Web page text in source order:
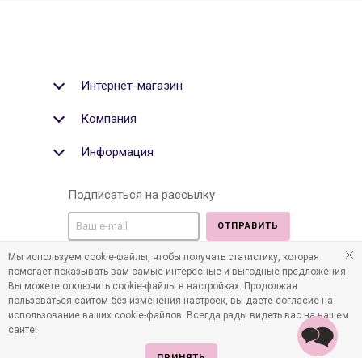
Интернет-магазин
Компания
Информация
Подписаться на рассылку
ОТПРАВИТЬ
Мы в социальных медиа:
©2011-2026 Все права защищены. Интернет-магазин
Мы используем cookie-файлы, чтобы получать статистику, которая
помогает показывать вам самые интересные и выгодные предложения.
Вы можете отключить cookie-файлы в настройках. Продолжая
пользоваться сайтом без изменения настроек, вы даете согласие на
использование ваших cookie-файлов. Всегда рады видеть вас на нашем
сайте!